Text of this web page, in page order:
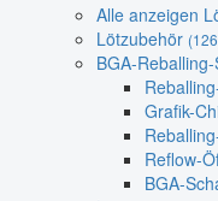
Alle anzeigen
Lötzubehör
BGA-
Grafik-
Reflow-
BGA-